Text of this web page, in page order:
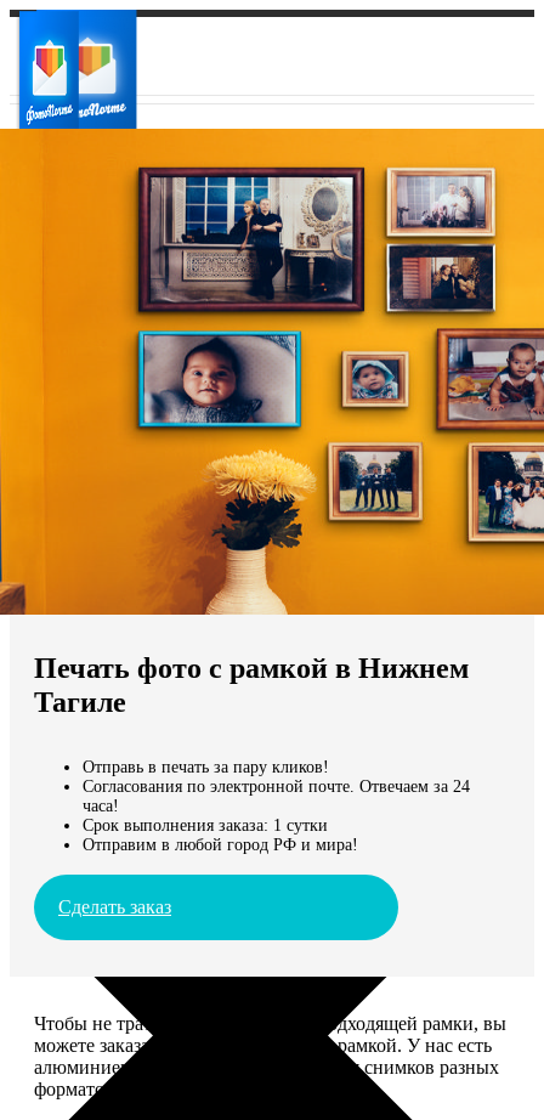
Ваш регион доставки
Выберите из списка:
Мы доставляем по всему миру
Продолжить без города
Печать фото с рамкой в Нижнем
Тагиле
Отправь в печать за пару кликов!
Согласования по электронной почте. Отвечаем за 24
часа!
Срок выполнения заказа: 1 сутки
Отправим в любой город РФ и мира!
Сделать заказ
Чтобы не тратить время на поиск подходящей рамки, вы
можете заказать печать фото сразу с рамкой. У нас есть
алюминиевые и деревянные рамки для снимков разных
форматов.